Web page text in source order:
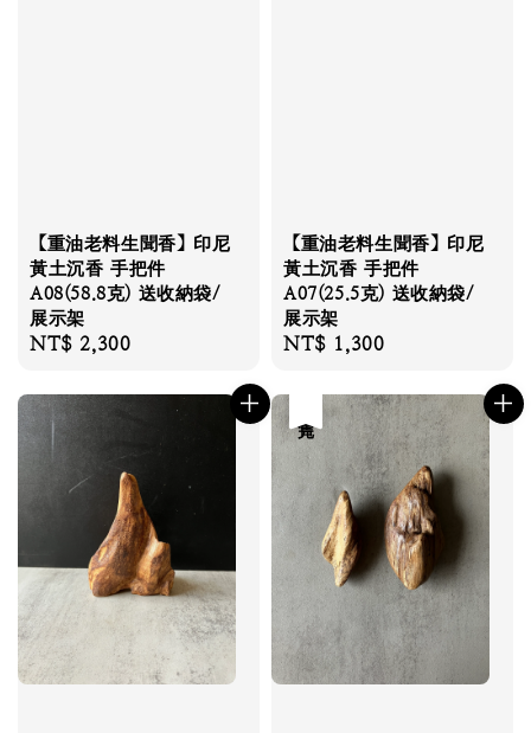
【重油老料生聞香】印尼
黃土沉香 手把件
A08(58.8克) 送收納袋/
展示架
Regular
NT$ 2,300
【重油老料生聞香】印尼
黃土沉香 手把件
A07(25.5克) 送收納袋/
展示架
Regular
NT$ 1,300